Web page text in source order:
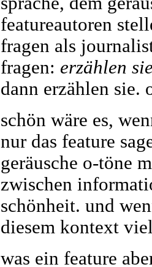
featureautoren
fragen als
fragen: erzählen
dann erzählen sie.
schön wäre es,
nur das feature
geräusche o-töne
zwischen
schönheit. und
diesem kontext
was ein feature